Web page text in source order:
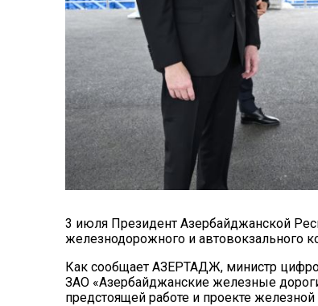
3 июля Президент Азербайджанской
железнодорожного и автовокзального
Как сообщает АЗЕРТАДЖ, министр
ЗАО «Азербайджанские железные
предстоящей работе и проекте